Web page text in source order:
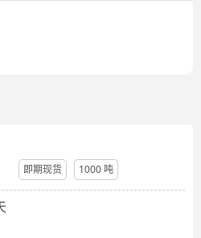
即期现货 1000 吨